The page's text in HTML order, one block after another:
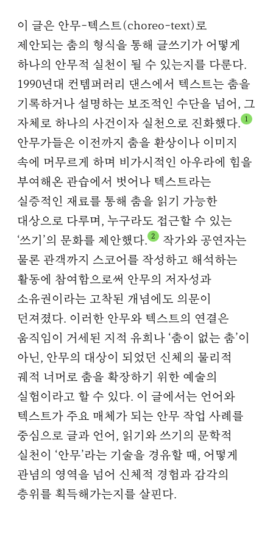
이 글은 안무-텍스트(choreo-text)로
제안되는 춤의 형식을 통해 글쓰기가 어떻게
하나의 안무적 실천이 될 수 있는지를 다룬다.
1990년대 컨템퍼러리 댄스에서 텍스트는 춤을
기록하거나 설명하는 보조적인 수단을 넘어, 그
자체로 하나의 사건이자 실천으로 진화했다. 1
안무가들은 이전까지 춤을 환상이나 이미지
속에 머무르게 하며 비가시적인 아우라에 힘을
부여해온 관습에서 벗어나 텍스트라는
실증적인 재료를 통해 춤을 읽기 가능한
대상으로 다루며, 누구라도 접근할 수 있는
‘쓰기’의 문화를 제안했다. 2
작가와 공연자는
물론 관객까지 스코어를 작성하고 해석하는
활동에 참여함으로써 안무의 저자성과
소유권이라는 고착된 개념에도 의문이
던져졌다. 이러한 안무와 텍스트의 연결은
움직임이 거세된 지적 유희나 ‘춤이 없는 춤’이
아닌, 안무의 대상이 되었던 신체의 물리적
궤적 너머로 춤을 확장하기 위한 예술의
실험이라고 할 수 있다. 이 글에서는 언어와
텍스트가 주요 매체가 되는 안무 작업 사례를
중심으로 글과 언어, 읽기와 쓰기의 문학적
실천이 ‘안무’라는 기술을 경유할 때, 어떻게
관념의 영역을 넘어 신체적 경험과 감각의
층위를 획득해가는지를 살핀다.